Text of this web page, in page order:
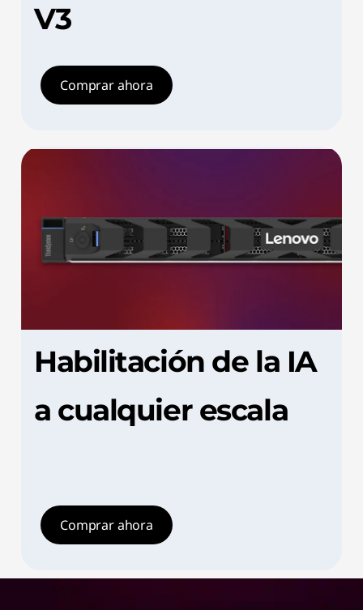
V3
Comprar ahora
Habilitación de la IA
a cualquier escala
Comprar ahora